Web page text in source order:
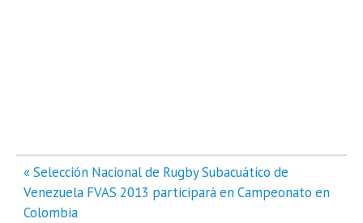
Navegación
de
entradas
« Selección Nacional de Rugby Subacuático de
Venezuela FVAS 2013 participará en Campeonato en
Colombia